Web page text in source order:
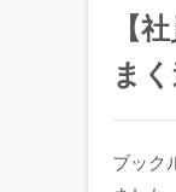
【
ま
ブック